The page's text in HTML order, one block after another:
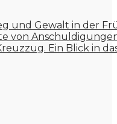
und Gewalt in der
von
Ein Blick in